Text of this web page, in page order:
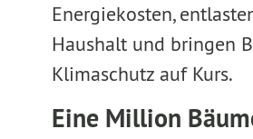
Energiekosten,
Haushalt und bringen
Klimaschutz auf Kurs.
Eine Million